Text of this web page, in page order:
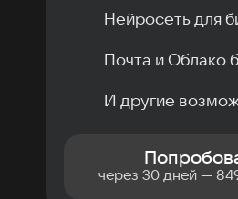
Нейросеть для
Почта и Облако
И другие
через 30 дней —